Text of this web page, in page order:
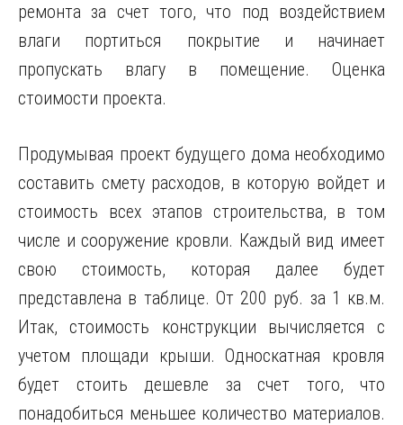
ремонта за счет того, что под воздействием
влаги портиться покрытие и начинает
пропускать влагу в помещение. Оценка
стоимости проекта.
Продумывая проект будущего дома необходимо
составить смету расходов, в которую войдет и
стоимость всех этапов строительства, в том
числе и сооружение кровли. Каждый вид имеет
свою стоимость, которая далее будет
представлена в таблице. От 200 руб. за 1 кв.м.
Итак, стоимость конструкции вычисляется с
учетом площади крыши. Односкатная кровля
будет стоить дешевле за счет того, что
понадобиться меньшее количество материалов.